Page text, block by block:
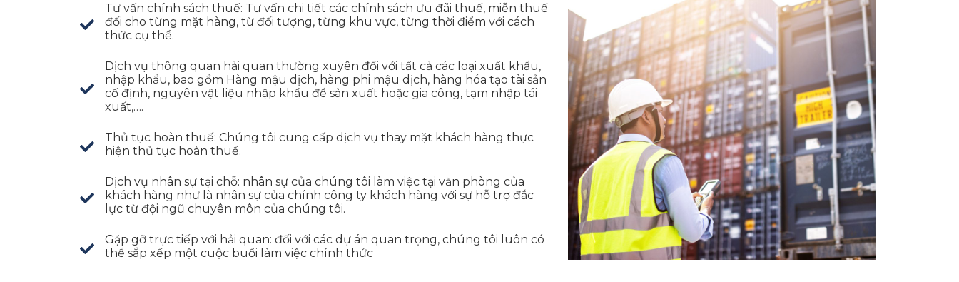
Tư vấn chính sách thuế: Tư vấn chi tiết các chính sách ưu đãi thuế, miễn thuế
đối cho từng mặt hàng, từ đối tượng, từng khu vực, từng thời điểm với cách
thức cụ thể.
Dịch vụ thông quan hải quan thường xuyên đối với tất cả các loại xuất khẩu,
nhập khẩu, bao gồm Hàng mậu dịch, hàng phi mậu dịch, hàng hóa tạo tài sản
cố định, nguyên vật liệu nhập khẩu để sản xuất hoặc gia công, tạm nhập tái
xuất,….
Thủ tục hoàn thuế: Chúng tôi cung cấp dịch vụ thay mặt khách hàng thực
hiện thủ tục hoàn thuế.
Dịch vụ nhân sự tại chỗ: nhân sự của chúng tôi làm việc tại văn phòng của
khách hàng như là nhân sự của chính công ty khách hàng với sự hỗ trợ đắc
lực từ đội ngũ chuyên môn của chúng tôi.
Gặp gỡ trực tiếp với hải quan: đối với các dự án quan trọng, chúng tôi luôn có
thể sắp xếp một cuộc buổi làm việc chính thức